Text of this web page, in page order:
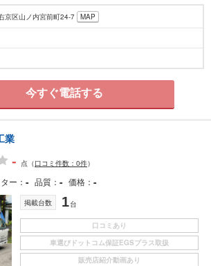
京区山ノ内宮前町24-7 MAP
今すぐ電話する
業
- 点 （口コミ件数：0件）
ー - 品質 - 価格 -
掲載台数 1台
口コミあり
車選びドットコム保証EGSプラス取扱
販売店紹介動画あり